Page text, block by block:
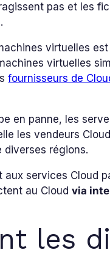
pas et les
virtuelles est
virtuelles
fournisseurs de
en panne, les
les vendeurs
diverses régions.
services Cloud
au Cloudvia
les